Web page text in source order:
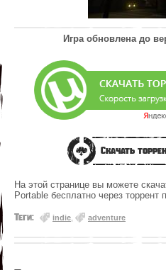
Игра обновлена до
Скачать
На этой странице вы можете
Portable бесплатно через торрент
Теги: indie adventure